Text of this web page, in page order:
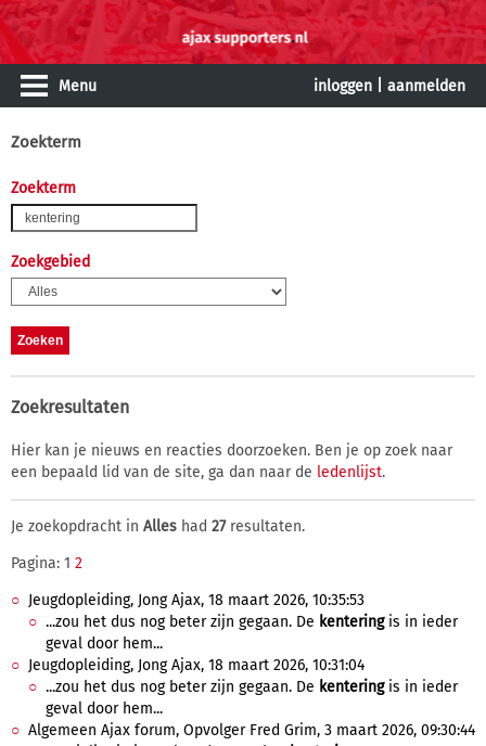
Menu inloggen aanmelden
Zoekterm
Zoekterm
Zoekgebied
Zoekresultaten
Hier kan je nieuws en reacties doorzoeken. Ben je op zoek naar
een bepaald lid van de site, ga dan naar de ledenlijst.
Je zoekopdracht in Alles had 27resultaten.
Pagina: 1 2
Jeugdopleiding, Jong Ajax, 18 maart 2026, 10:35:53
...zou het dus nog beter zijn gegaan. De kenteringis in ieder
geval door hem...
Jeugdopleiding, Jong Ajax, 18 maart 2026, 10:31:04
...zou het dus nog beter zijn gegaan. De kenteringis in ieder
geval door hem...
Algemeen Ajax forum, Opvolger Fred Grim, 3 maart 2026, 09:30:44